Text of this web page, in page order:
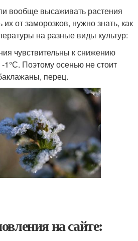
вообще высаживать растения
от заморозков, нужно знать, как
на разные виды культур:
чувствительны к снижению
Поэтому осенью не стоит
перец.
на сайте: